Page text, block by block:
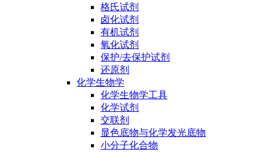
格氏试剂
卤化试剂
有机试剂
氧化试剂
保护/去保护试剂
还原剂
化学生物学
化学生物学工具
化学试剂
交联剂
显色底物与化学发光底物
小分子化合物